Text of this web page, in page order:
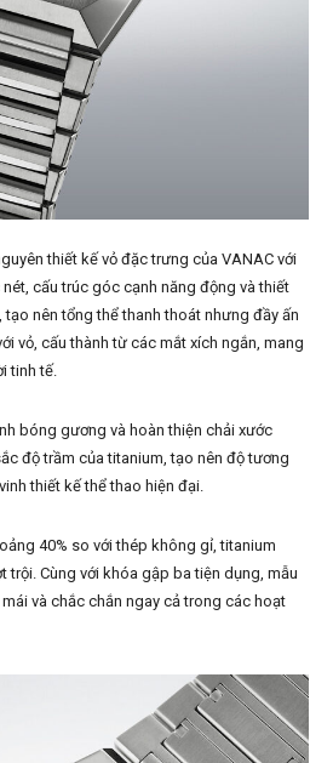
thiết kế vỏ đặc trưng của VANAC với
cấu trúc góc cạnh năng động và thiết
nên tổng thể thanh thoát nhưng đầy ấn
vỏ, cấu thành từ các mắt xích ngắn, mang
tinh tế.
bóng gương và hoàn thiện chải xước
độ trầm của titanium, tạo nên độ tương
thiết kế thể thao hiện đại.
40% so với thép không gỉ, titanium
trội. Cùng với khóa gập ba tiện dụng, mẫu
và chắc chắn ngay cả trong các hoạt